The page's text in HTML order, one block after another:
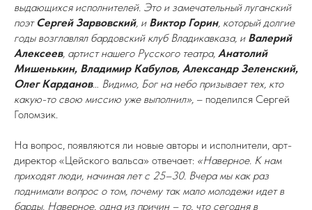
выдающихся исполнителей. Это и замечательный луганский
поэтСергей Зарвовский, и Виктор Горин, который долгие
годы возглавлял бардовский клуб Владикавказа, и Валерий
Алексеев, артист нашего Русского театра, Анатолий
Мишенькин, Владимир Кабулов, Александр Зеленский,
Олег Карданов… Видимо, Бог на небо призывает тех, кто
какую-то свою миссию уже выполнил», – поделился Сергей
Голомзик.
На вопрос, появляются ли новые авторы и исполнители, арт-
директор «Цейского вальса» отвечает: «Наверное. К нам
приходят люди, начиная лет с 25–30. Вчера мы как раз
поднимали вопрос о том, почему так мало молодежи идет в
барды. Наверное, одна из причин – то, что сегодня в